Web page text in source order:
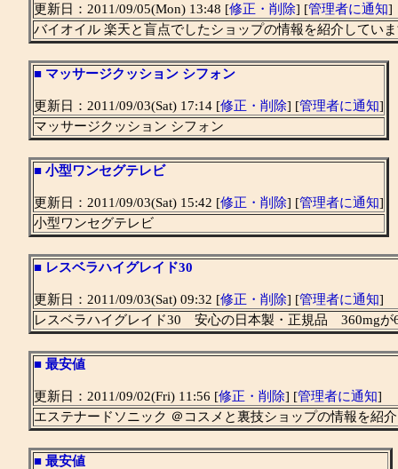
更新日：2011/09/05(Mon) 13:48 [修正・削除] [管理者に通知]
バイオイル 楽天と盲点でしたショップの情報を紹介してい
■ マッサージクッション シフォン
更新日：2011/09/03(Sat) 17:14 [修正・削除] [管理者に通知]
マッサージクッション シフォン
■ 小型ワンセグテレビ
更新日：2011/09/03(Sat) 15:42 [修正・削除] [管理者に通知]
小型ワンセグテレビ
■ レスベラハイグレイド30
更新日：2011/09/03(Sat) 09:32 [修正・削除] [管理者に通知]
レスベラハイグレイド30 安心の日本製・正規品 360mgが
■ 最安値
更新日：2011/09/02(Fri) 11:56 [修正・削除] [管理者に通知]
エステナードソニック ＠コスメと裏技ショップの情報を紹
■ 最安値